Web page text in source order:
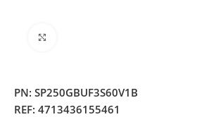
PN:SP250GBUF3S60V1B
REF:4713436155461